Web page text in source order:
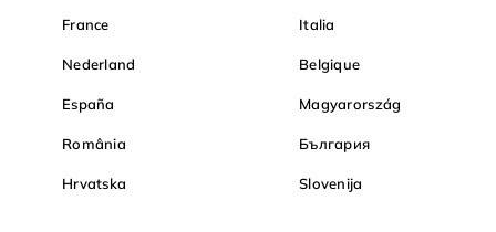
France Italia
Nederland Belgique
España Magyarország
România България
Hrvatska Slovenija